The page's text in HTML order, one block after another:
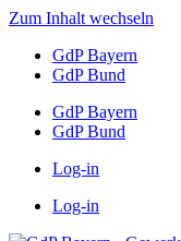
Zum Inhalt wechseln
GdP Bayern
GdP Bund
GdP Bayern
GdP Bund
Log-in
Log-in